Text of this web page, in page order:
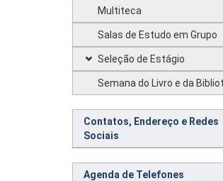
Multiteca
Salas de Estudo em Grupo
Seleção de Estágio
Semana do Livro e da
Contatos, Endereço e Redes
Sociais
Agenda de Telefones